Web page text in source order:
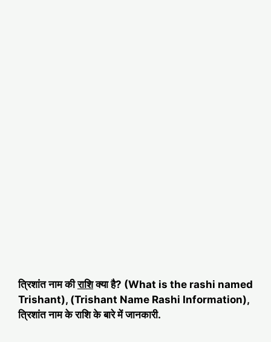
त्रिशांत नाम कीराशिक्या है? (What is the rashi named
Trishant), (Trishant Name Rashi Information),
त्रिशांत नाम के राशि के बारे में जानकारी.